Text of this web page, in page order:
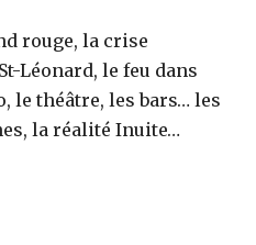
rouge, la crise
Léonard, le feu dans
le théâtre, les bars… les
la réalité Inuite…